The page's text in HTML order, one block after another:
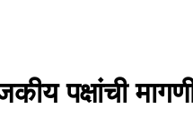
पक्षांची